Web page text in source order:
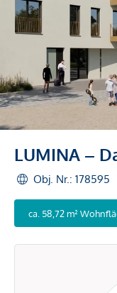
LUMINA –
Obj. Nr.: 178595
ca. 58,72 m²